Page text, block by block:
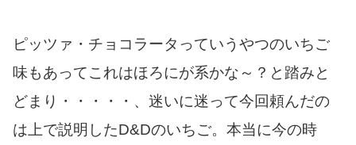
ピッツァ・チョコラータっていうやつのいちご
味もあってこれはほろにが系かな～？と踏みと
どまり・・・・・、迷いに迷って今回頼んだの
は上で説明したD&Dのいちご。本当に今の時